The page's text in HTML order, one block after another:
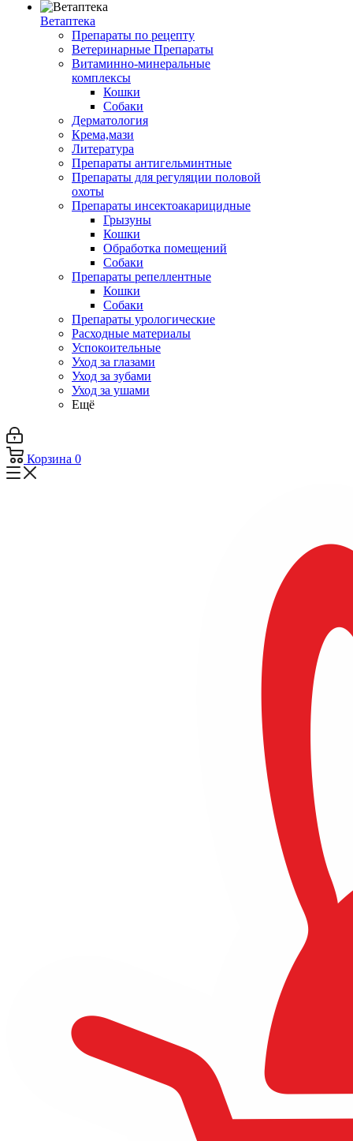
Ветаптека
Препараты по рецепту
Ветеринарные Препараты
Витаминно-минеральные
комплексы
Кошки
Собаки
Дерматология
Крема,мази
Литература
Препараты антигельминтные
Препараты для регуляции половой
охоты
Препараты инсектоакарицидные
Грызуны
Кошки
Обработка помещений
Собаки
Препараты репеллентные
Кошки
Собаки
Препараты урологические
Расходные материалы
Успокоительные
Уход за глазами
Уход за зубами
Уход за ушами
Ещё
Корзина 0